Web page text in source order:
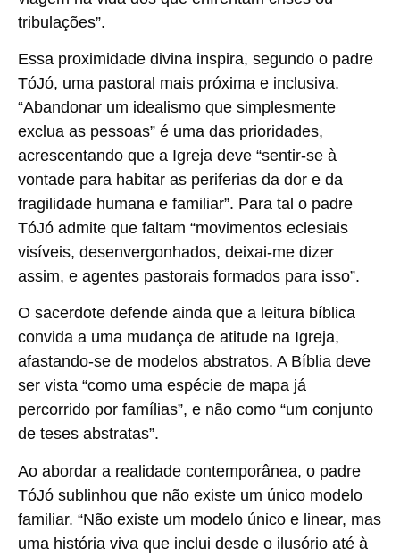
tribulações”.
Essa proximidade divina inspira, segundo o padre
TóJó, uma pastoral mais próxima e inclusiva.
“Abandonar um idealismo que simplesmente
exclua as pessoas” é uma das prioridades,
acrescentando que a Igreja deve “sentir-se à
vontade para habitar as periferias da dor e da
fragilidade humana e familiar”. Para tal o padre
TóJó admite que faltam “movimentos eclesiais
visíveis, desenvergonhados, deixai-me dizer
assim, e agentes pastorais formados para isso”.
O sacerdote defende ainda que a leitura bíblica
convida a uma mudança de atitude na Igreja,
afastando-se de modelos abstratos. A Bíblia deve
ser vista “como uma espécie de mapa já
percorrido por famílias”, e não como “um conjunto
de teses abstratas”.
Ao abordar a realidade contemporânea, o padre
TóJó sublinhou que não existe um único modelo
familiar. “Não existe um modelo único e linear, mas
uma história viva que inclui desde o ilusório até à